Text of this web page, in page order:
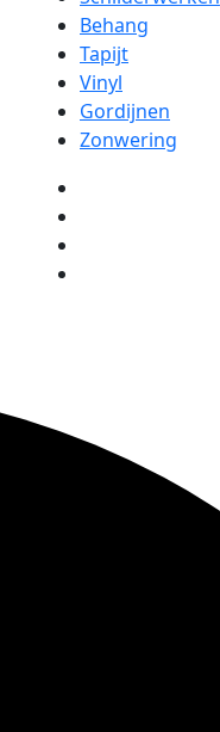
Behang
Tapijt
Vinyl
Gordijnen
Zonwering